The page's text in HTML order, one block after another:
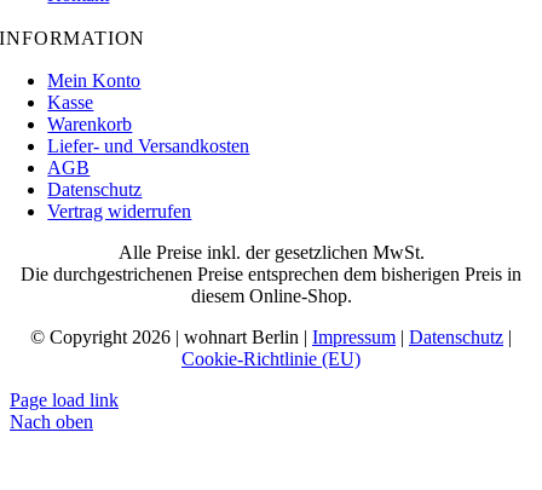
INFORMATION
Mein Konto
Kasse
Warenkorb
Liefer- und Versandkosten
AGB
Datenschutz
Vertrag widerrufen
Alle Preise inkl. der gesetzlichen MwSt.
Die durchgestrichenen Preise entsprechen dem bisherigen Preis in
diesem Online-Shop.
© Copyright 2026 | wohnart Berlin | Impressum | Datenschutz |
Cookie-Richtlinie (EU)
Page load link
Nach oben